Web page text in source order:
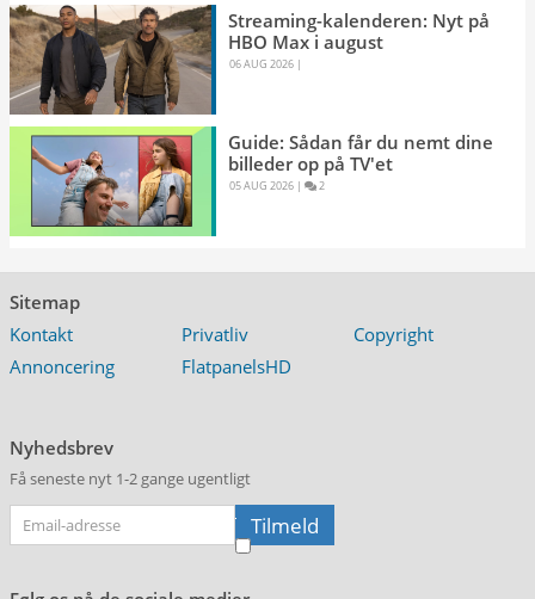
Streaming-kalenderen: Nyt på
HBO Max i august
06 AUG 2026 |
Guide: Sådan får du nemt dine
billeder op på TV'et
05 AUG 2026 | 2
Sitemap
Kontakt
Privatliv
Copyright
Annoncering
FlatpanelsHD
Nyhedsbrev
Få seneste nyt 1-2 gange ugentligt